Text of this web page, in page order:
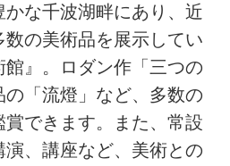
な千波湖畔にあり、近
の美術品を展示してい
』。ロダン作「三つの
「流燈」など、多数の
できます。また、常設
、講座など、美術との